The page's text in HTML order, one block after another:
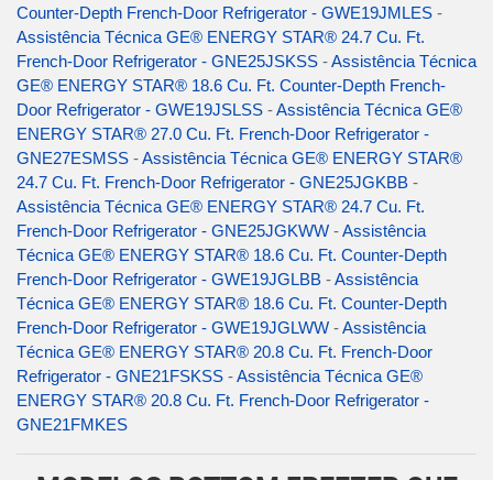
Counter-Depth French-Door Refrigerator - GWE19JMLES -
Assistência Técnica GE® ENERGY STAR® 24.7 Cu. Ft.
French-Door Refrigerator - GNE25JSKSS -Assistência Técnica
GE® ENERGY STAR® 18.6 Cu. Ft. Counter-Depth French-
Door Refrigerator - GWE19JSLSS -Assistência Técnica GE®
ENERGY STAR® 27.0 Cu. Ft. French-Door Refrigerator -
GNE27ESMSS -Assistência Técnica GE® ENERGY STAR®
24.7 Cu. Ft. French-Door Refrigerator - GNE25JGKBB -
Assistência Técnica GE® ENERGY STAR® 24.7 Cu. Ft.
French-Door Refrigerator - GNE25JGKWW -Assistência
Técnica GE® ENERGY STAR® 18.6 Cu. Ft. Counter-Depth
French-Door Refrigerator - GWE19JGLBB -Assistência
Técnica GE® ENERGY STAR® 18.6 Cu. Ft. Counter-Depth
French-Door Refrigerator - GWE19JGLWW -Assistência
Técnica GE® ENERGY STAR® 20.8 Cu. Ft. French-Door
Refrigerator - GNE21FSKSS -Assistência Técnica GE®
ENERGY STAR® 20.8 Cu. Ft. French-Door Refrigerator -
GNE21FMKES